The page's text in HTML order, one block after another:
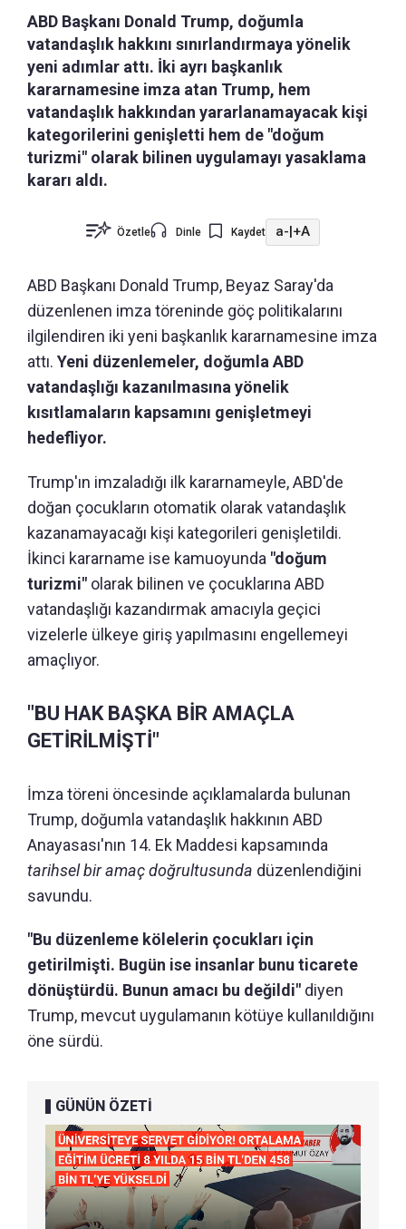
ABD Başkanı Donald Trump, doğumla
vatandaşlık hakkını sınırlandırmaya yönelik
yeni adımlar attı. İki ayrı başkanlık
kararnamesine imza atan Trump, hem
vatandaşlık hakkından yararlanamayacak kişi
kategorilerini genişletti hem de "doğum
turizmi" olarak bilinen uygulamayı yasaklama
kararı aldı.
Özetle Dinle Kaydet a- +A
ABD Başkanı Donald Trump, Beyaz Saray'da
düzenlenen imza töreninde göç politikalarını
ilgilendiren iki yeni başkanlık kararnamesine imza
attı. Yeni düzenlemeler, doğumla ABD
vatandaşlığı kazanılmasına yönelik
kısıtlamaların kapsamını genişletmeyi
hedefliyor.
Trump'ın imzaladığı ilk kararnameyle, ABD'de
doğan çocukların otomatik olarak vatandaşlık
kazanamayacağı kişi kategorileri genişletildi.
İkinci kararname ise kamuoyunda "doğum
turizmi" olarak bilinen ve çocuklarına ABD
vatandaşlığı kazandırmak amacıyla geçici
vizelerle ülkeye giriş yapılmasını engellemeyi
amaçlıyor.
"BU HAK BAŞKA BİR AMAÇLA
GETİRİLMİŞTİ"
İmza töreni öncesinde açıklamalarda bulunan
Trump, doğumla vatandaşlık hakkının ABD
Anayasası'nın 14. Ek Maddesi kapsamında
tarihsel bir amaç doğrultusunda düzenlendiğini
savundu.
"Bu düzenleme kölelerin çocukları için
getirilmişti. Bugün ise insanlar bunu ticarete
dönüştürdü. Bunun amacı bu değildi" diyen
Trump, mevcut uygulamanın kötüye kullanıldığını
öne sürdü.
GÜNÜN ÖZETİ